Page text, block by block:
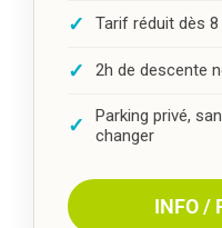
✓ Tarif réduit dès
✓ 2h de descente
✓
Parking privé,
changer
INFO /